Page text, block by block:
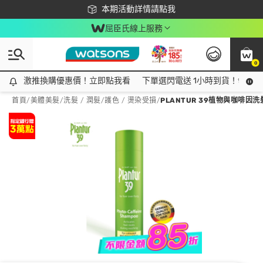
本期活動詳情請點我
下載app最高回饋$350
屈臣氏線上服務
0
激推換購優惠價！立即點我看
激推換購優惠價！立即點我看 下單選閃電送 1小時到貨！領神
首頁/美體美髮/洗髮 / 潤髮/護色 / 燙染受損/PLANTUR 39植物與咖啡因